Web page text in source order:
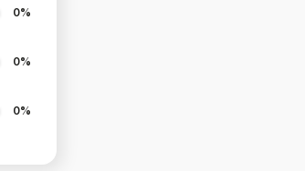
0%
0%
0%